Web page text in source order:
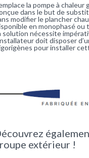
la pompe à chaleur
dans le but de
modifier le plancher
en monophasé
solution nécessite
doit disposer
pour installer
extérieur !